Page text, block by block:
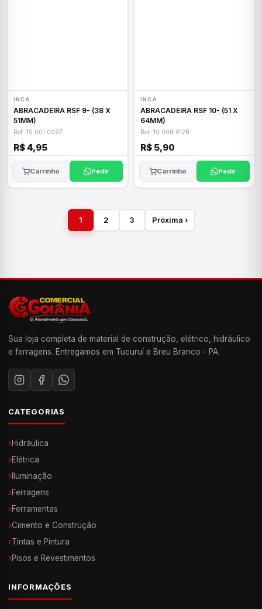
INCA
ABRACADEIRA RSF 9- (38 X
51MM)
Ref: 10.001.0097
R$ 4,95
Carrinho Pedir
INCA
ABRACADEIRA RSF 10- (51 X
64MM)
Ref: 10.006.0128
R$ 5,90
Carrinho Pedir
1 2 3 Próxima ›
Sua loja completa de material de construção, elétrico, hidráulico
e ferragens. Entregamos em Tucuruí e Breu Branco - PA.
CATEGORIAS
›Hidráulica
›Elétrica
› Iluminação
›Ferragens
›Ferramentas
›Cimento e Construção
›Tintas e Pintura
›Pisos e Revestimentos
INFORMAÇÕES